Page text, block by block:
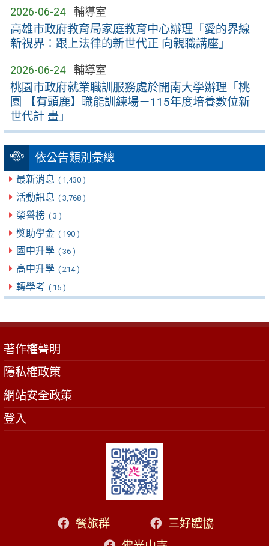
2026-06-24 輔導室
高雄市政府教育局家庭教育中心辦理「愛的界線
新視界：跟上法律的新世代正 向親職講座」
2026-06-24 輔導室
桃園市政府就業職訓服務處於開南大學辦理「桃
園 【有頭鹿】職能訓練場－115年度培養數位新
世代計 畫」
依公告類別彙總
最新消息 ( 1,430 )
活動訊息 ( 3,768 )
榮譽榜 ( 3 )
獎助學金 ( 190 )
國中升學 ( 36 )
高中升學 ( 214 )
轉學考 ( 15 )
著作權聲明
隱私權政策
網站安全政策
登入
餐旅群
三好體協